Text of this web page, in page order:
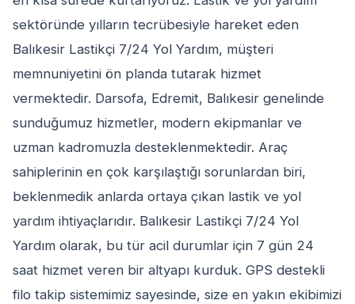
sektöründe yılların tecrübesiyle hareket eden
Balıkesir Lastikçi 7/24 Yol Yardım, müşteri
memnuniyetini ön planda tutarak hizmet
vermektedir. Darsofa, Edremit, Balıkesir genelinde
sunduğumuz hizmetler, modern ekipmanlar ve
uzman kadromuzla desteklenmektedir. Araç
sahiplerinin en çok karşılaştığı sorunlardan biri,
beklenmedik anlarda ortaya çıkan lastik ve yol
yardım ihtiyaçlarıdır. Balıkesir Lastikçi 7/24 Yol
Yardım olarak, bu tür acil durumlar için 7 gün 24
saat hizmet veren bir altyapı kurduk. GPS destekli
filo takip sistemimiz sayesinde, size en yakın ekibimizi